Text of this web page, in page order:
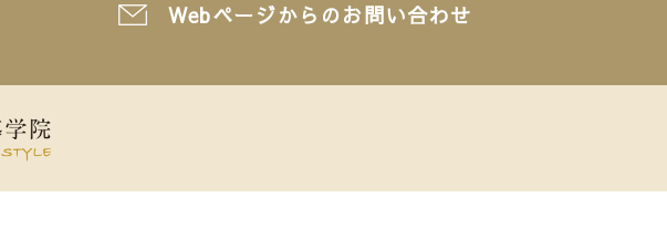
Webページからのお問い合わせ